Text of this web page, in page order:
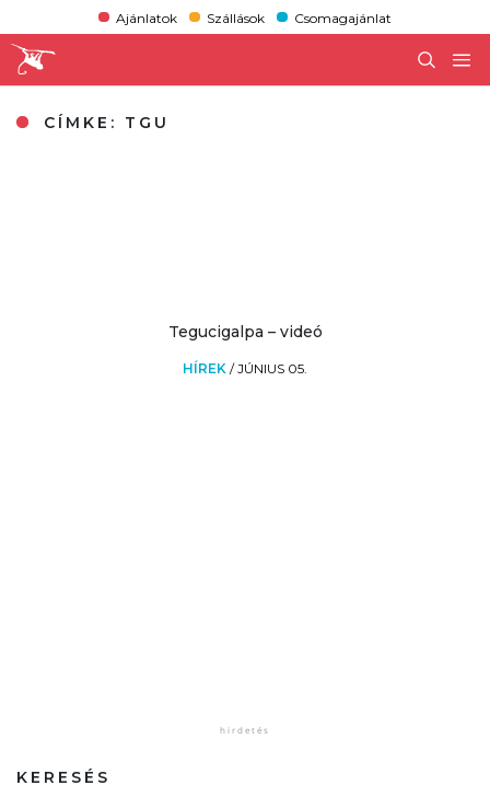
Ajánlatok Szállások Csomagajánlat
CÍMKE: TGU
Tegucigalpa – videó
HÍREK /JÚNIUS 05.
KERESÉS